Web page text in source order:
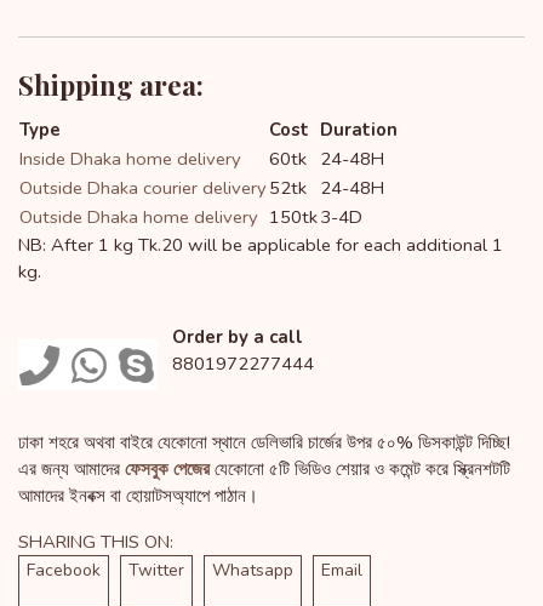
Shipping area:
Type Cost Duration
Inside Dhaka home delivery
60tk 24-48H
Outside Dhaka courier delivery52tk 24-48H
Outside Dhaka home delivery 150tk3-4D
NB: After 1 kg Tk.20 will be applicable for each additional 1
kg.
Order by a call
8801972277444
ঢাকা শহরে অথবা বাইরে যেকোনো স্থানে ডেলিভারি চার্জের উপর ৫০% ডিসকাউন্ট দিচ্ছি!
এর জন্য আমাদের ফেসবুক পেজেরযেকোনো ৫টি ভিডিও শেয়ার ও কমেন্ট করে স্ক্রিনশটটি
আমাদের ইনবক্স বা হোয়াটসঅ্যাপে পাঠান।
SHARING THIS ON:
Facebook Twitter Whatsapp Email